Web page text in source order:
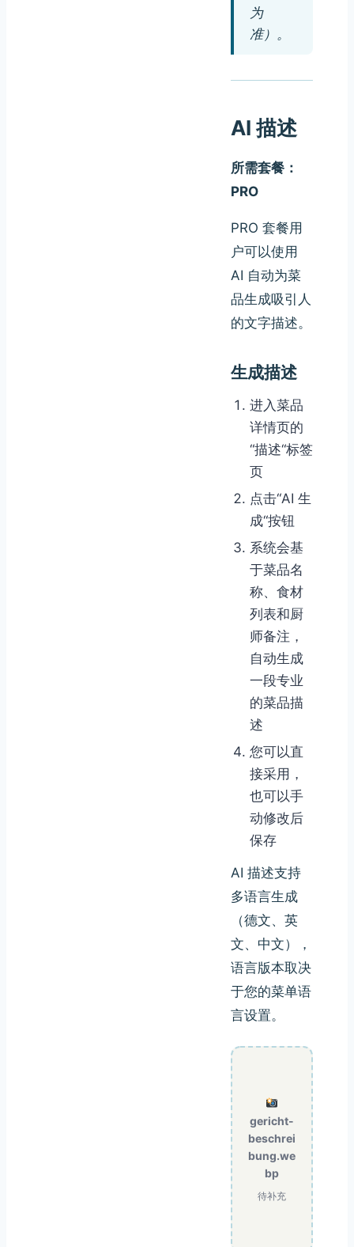
为
准）。
AI 描述
所需套餐：
PRO
PRO 套餐用
户可以使用
AI 自动为菜
品生成吸引人
的文字描述。
生成描述
进入菜品
详情页的
“描述“标签
页
点击“AI 生
成“按钮
系统会基
于菜品名
称、食材
列表和厨
师备注，
自动生成
一段专业
的菜品描
述
您可以直
接采用，
也可以手
动修改后
保存
AI 描述支持
多语言生成
（德文、英
文、中文），
语言版本取决
于您的菜单语
言设置。
gericht-
beschrei
bung.we
bp
待补充